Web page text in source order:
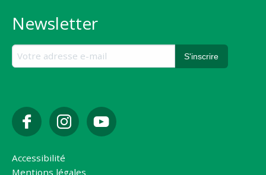
Newsletter
Accessibilité
Mentions légales